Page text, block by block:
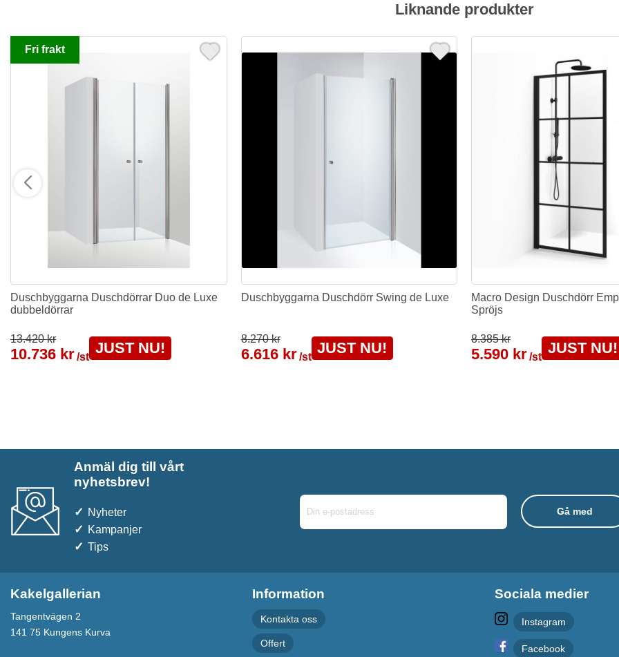
Liknande produkter
Duschbyggarna Duschdörrar Duo de Luxe
dubbeldörrar
13.420 kr
10.736 kr/st
JUST NU!
Fri frakt
Duschbyggarna Duschdörr Swing de Luxe
8.270 kr
6.616 kr /st
JUST NU!
Macro Design Duschdörr
Spröjs
8.385 kr
5.590 kr/st
JUST NU!
Anmäl dig till vårt
nyhetsbrev!
Nyheter
Kampanjer
Tips
Kakelgallerian
Tangentvägen 2
141 75 Kungens Kurva
Information
Kontakta oss
Offert
Sociala medier
Instagram
Facebook